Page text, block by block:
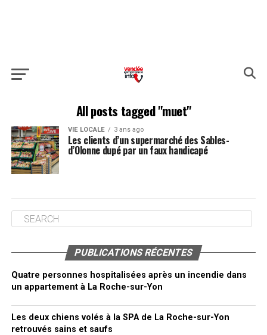
All posts tagged "muet"
VIE LOCALE 3 ans ago
Les clients d’un supermarché des Sables-
d’Olonne dupé par un faux handicapé
PUBLICATIONS RÉCENTES
Quatre personnes hospitalisées après un incendie dans
un appartement à La Roche-sur-Yon
Les deux chiens volés à la SPA de La Roche-sur-Yon
retrouvés sains et saufs